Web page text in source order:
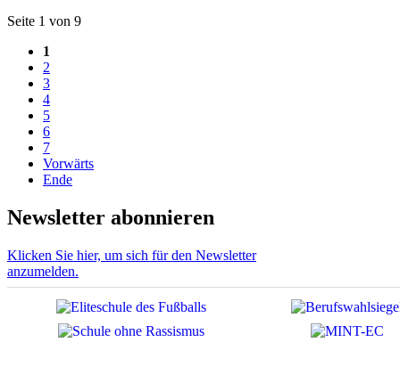
Seite 1 von 9
1
2
3
4
5
6
7
Vorwärts
Ende
Newsletter abonnieren
Klicken Sie hier, um sich für den Newsletter
anzumelden.